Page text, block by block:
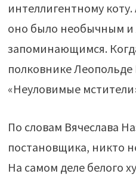
интеллигентному
оно было необычным и
запоминающимся.
полковнике
«Неуловимые
По словам Вячеслава
постановщика, никто
На самом деле белого